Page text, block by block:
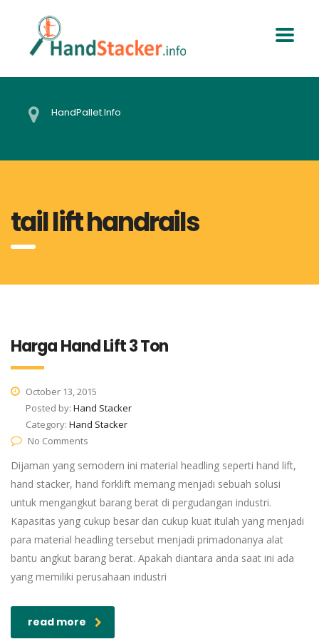
HandPallet.Info
tail lift handrails
Harga Hand Lift 3 Ton
October 13, 2015
Posted by: Hand Stacker
Category: Hand Stacker
No Comments
Dijaman yang semodern ini material headling seperti hand lift,
hand stacker, hand forklift memang menjadi sebuah solusi
untuk mengangkut barang berat di pergudangan industri.
Kapasitas yang cukup besar dan cukup kuat itulah yang menjadi
para material headling tersebut menjadi primadonanya alat
bantu angkut barang berat. Apakah diantara anda saat ini ada
yang memiliki perusahaan industri
read more